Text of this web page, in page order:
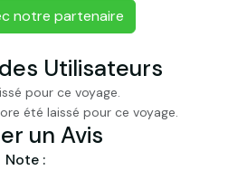
notre partenaire
Utilisateurs
pour ce voyage.
été laissé pour ce voyage.
un Avis
Note :